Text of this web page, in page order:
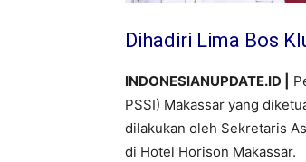
Dihadiri Lima Bos
INDONESIANUPDATE.ID |
PSSI) Makassar yang
dilakukan oleh Sekretaris
di Hotel Horison Makassar.